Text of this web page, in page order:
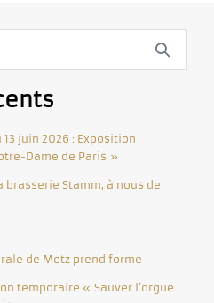
juin 2026 : Exposition
Dame de Paris »
brasserie Stamm, à nous de
de Metz prend forme
temporaire « Sauver l’orgue